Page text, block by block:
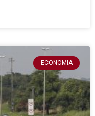
ECONOMIA